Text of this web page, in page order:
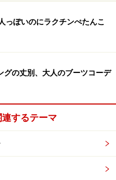
っぽいのにラクチンぺたんこ
グの丈別、大人のブーツコーデ
するテーマ